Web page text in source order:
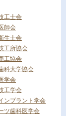
工士会
師会
生士会
工所協会
工協会
科大学協会
学会
工学会
ンプラント学会
ツ歯科医学会